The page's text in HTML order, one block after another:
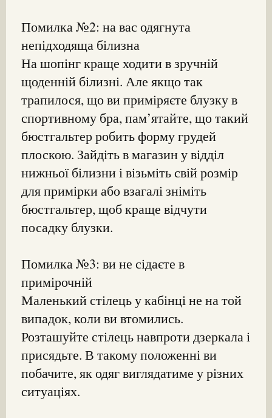
Помилка №2: на вас одягнута
непідходяща білизна
На шопінг краще ходити в зручній
щоденній білизні. Але якщо так
трапилося, що ви приміряєте блузку в
спортивному бра, пам’ятайте, що такий
бюстгальтер робить форму грудей
плоскою. Зайдіть в магазин у відділ
нижньої білизни і візьміть свій розмір
для примірки або взагалі зніміть
бюстгальтер, щоб краще відчути
посадку блузки.
Помилка №3: ви не сідаєте в
примірочній
Маленький стілець у кабінці не на той
випадок, коли ви втомились.
Розташуйте стілець навпроти дзеркала і
присядьте. В такому положенні ви
побачите, як одяг виглядатиме у різних
ситуаціях.